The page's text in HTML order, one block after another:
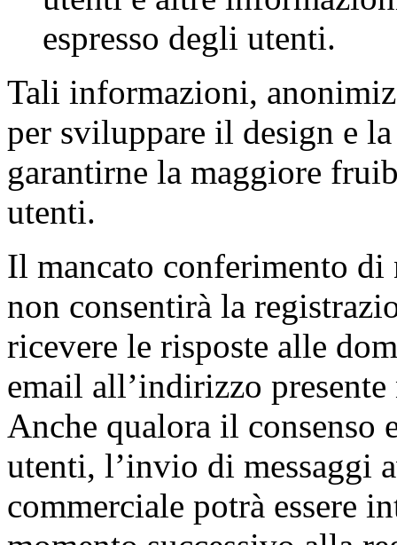
espresso degli utenti.
Tali informazioni,
per sviluppare il design e
garantirne la maggiore
utenti.
Il mancato conferimento
non consentirà la
ricevere le risposte alle
email all’indirizzo
Anche qualora il consenso
utenti, l’invio di messaggi
commerciale potrà essere